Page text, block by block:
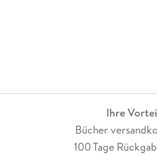
Ihre
Bücher
100 Tage